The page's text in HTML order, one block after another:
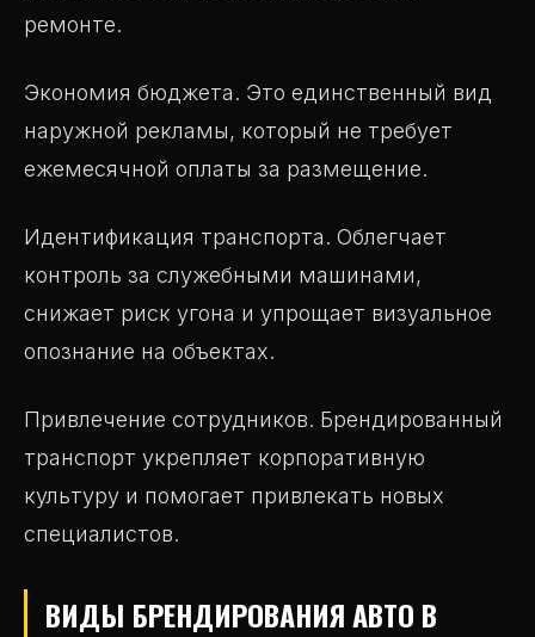
ремонте.
Экономия бюджета. Это единственный вид
наружной рекламы, который не требует
ежемесячной оплаты за размещение.
Идентификация транспорта. Облегчает
контроль за служебными машинами,
снижает риск угона и упрощает визуальное
опознание на объектах.
Привлечение сотрудников. Брендированный
транспорт укрепляет корпоративную
культуру и помогает привлекать новых
специалистов.
ВИДЫ БРЕНДИРОВАНИЯ АВТО В